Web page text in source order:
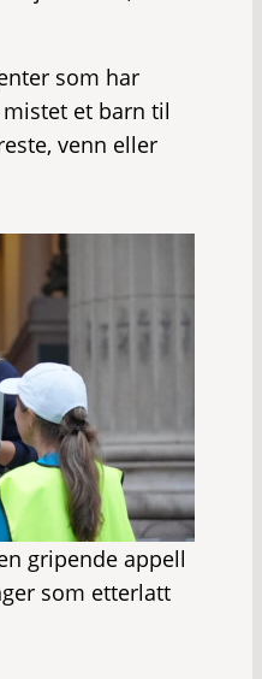
som har
et barn til
venn eller
gripende appell
som etterlatt